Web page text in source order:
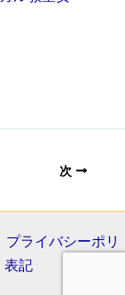
次
プライバシーポリ
表記